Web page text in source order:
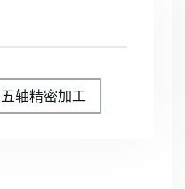
五轴精密加工